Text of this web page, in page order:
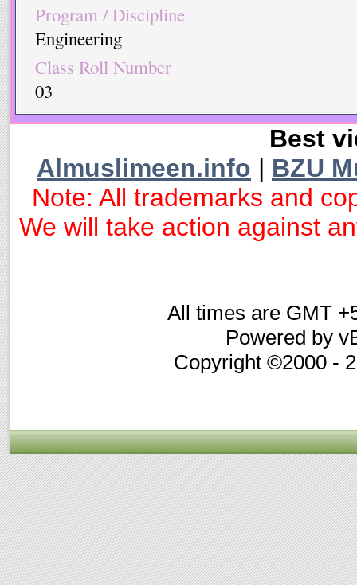
Program / Discipline
Engineering
Class Roll Number
03
Best
Almuslimeen.info | BZU
Note: All trademarks and
We will take action against
All times are GMT
Powered by
Copyright ©2000 -